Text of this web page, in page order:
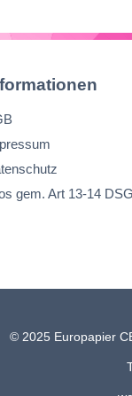
gem. Art 13-14
© 2025 Europapier